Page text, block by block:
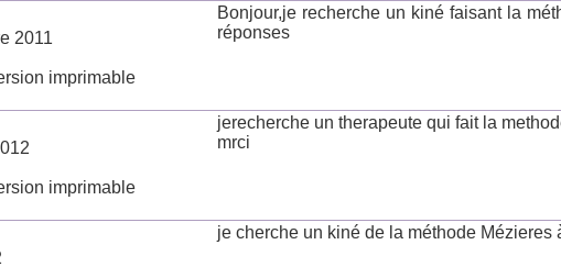
2011
imprimable
Bonjour,je recherche un kiné faisant la
réponses
imprimable
jerecherche un therapeute qui fait la
mrci
je cherche un kiné de la méthode Mézieres